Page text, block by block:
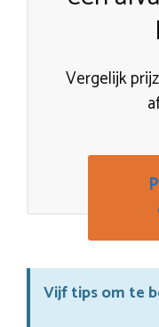
Vergelijk
Vijf tips om te